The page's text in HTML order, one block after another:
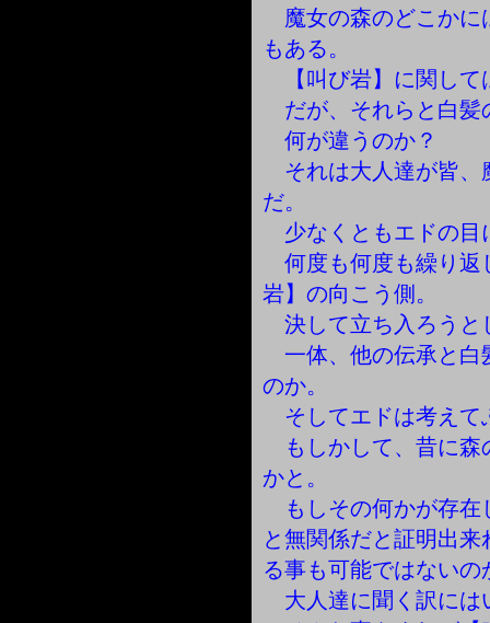
魔女の森のどこかに
もある。
【叫び岩】に関して
だが、それらと白髪
何が違うのか？
それは大人達が皆、
だ。
少なくともエドの目
何度も何度も繰り返
岩】の向こう側。
決して立ち入ろうと
一体、他の伝承と白
のか。
そしてエドは考えて
もしかして、昔に森
かと。
もしその何かが存在
と無関係だと証明出
る事も可能ではない
大人達に聞く訳には